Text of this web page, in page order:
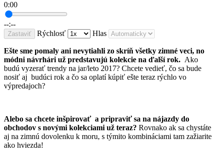
0:00
--:--
Zastaviť Rýchlosť Hlas
Ešte sme pomaly ani nevytiahli zo skríň všetky zimné veci, no
módni návrhári už predstavujú kolekcie na ďalší rok. Ako
budú vyzerať trendy na jar/leto 2017? Chcete vedieť, čo sa bude
nosiť aj budúci rok a čo sa oplatí kúpiť ešte teraz rýchlo vo
výpredajoch?
Alebo sa chcete inšpirovať a pripraviť sa na nájazdy do
obchodov s novými kolekciami už teraz? Rovnako ak sa chystáte
aj na zimnú dovolenku k moru, s týmito kombináciami tam zažiarite
ako hviezda!